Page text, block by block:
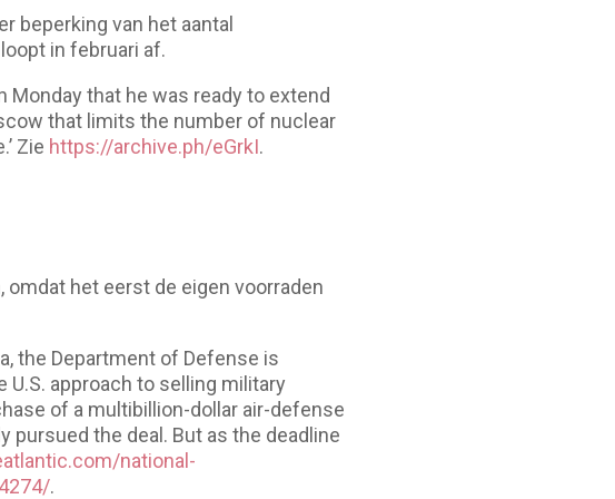
beperking van het aantal
in februari af.
Monday that he was ready to extend
that limits the number of nuclear
Zie https://archive.ph/eGrkI.
het eerst de eigen voorraden
the Department of Defense is
approach to selling military
of a multibillion-dollar air-defense
pursued the deal. But as the deadline
national-
.